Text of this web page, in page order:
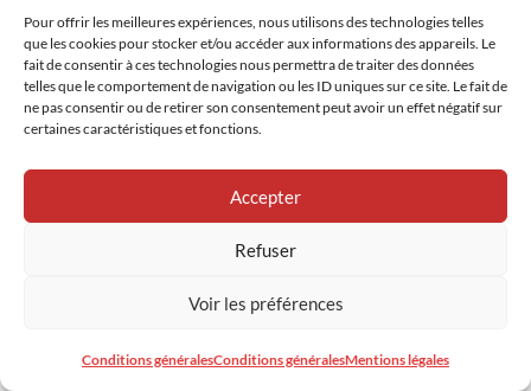
Pour offrir les meilleures expériences, nous utilisons des technologies telles
que les cookies pour stocker et/ou accéder aux informations des appareils. Le
fait de consentir à ces technologies nous permettra de traiter des données
telles que le comportement de navigation ou les ID uniques sur ce site. Le fait de
ne pas consentir ou de retirer son consentement peut avoir un effet négatif sur
certaines caractéristiques et fonctions.
Accepter
Refuser
Voir les préférences
Conditions généralesConditions généralesMentions légales
lycées conventionnées
+ de 19.000
lycéens sensibilisés